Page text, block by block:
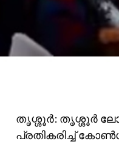
തൃശ്ശൂര്‍: തൃശ്ശൂര്‍
പ്രതികരിച്ച്